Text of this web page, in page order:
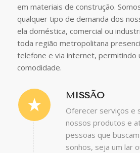
em materiais de construção.
qualquer tipo de demanda dos
ela doméstica, comercial ou
toda região metropolitana
telefone e via internet, permitindo
comodidade.
MISSÃO
Oferecer serviços e
nossos produtos e
pessoas que
sonhos, seja um lar